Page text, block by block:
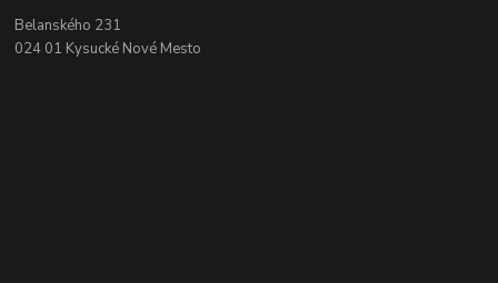
Belanského 231
024 01 Kysucké Nové Mesto